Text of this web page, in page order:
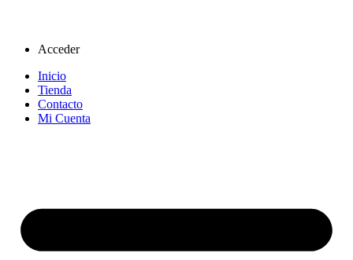
Acceder
Inicio
Tienda
Contacto
Mi Cuenta